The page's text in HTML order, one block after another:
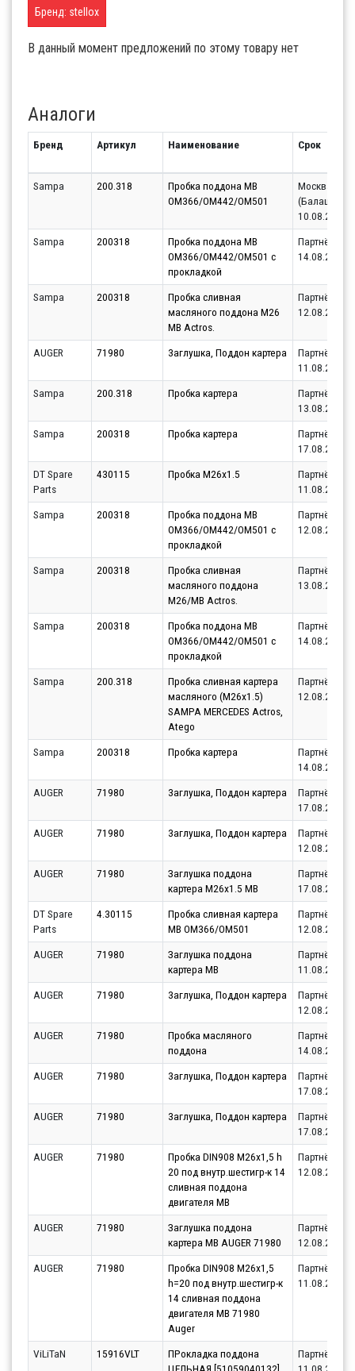
Бренд: stellox
В данный момент предложений по этому товару нет
Аналоги
Бренд Артикул Наименование Срок
Sampa 200.318
Пробка поддона MB
OM366/OM442/OM501
Москва
(Балашиха)
10.08.2026
Sampa
200318
Пробка поддона MB
OM366/OM442/OM501 с
прокладкой
Партнёр
14.08.2026
Sampa 200318
Пробка сливная
масляного поддона M26
MB Actros.
Партнёр
12.08.2026
AUGER 71980 3аглушка, Поддон картера
Партнёр
11.08.2026
Sampa
200.318 Пробка картера
Партнёр
13.08.2026
Sampa
200318 Пробка картера
Партнёр
17.08.2026
DT Spare
Parts
430115 Пробка М26х1.5
Партнёр
11.08.2026
Sampa
200318
Пробка поддона MB
OM366/OM442/OM501 с
прокладкой
Партнёр
12.08.2026
Sampa 200318
Пробка сливная
масляного поддона
M26/MB Actros.
Партнёр
13.08.2026
Sampa 200318
Пробка поддона MB
OM366/OM442/OM501 с
прокладкой
Партнёр
14.08.2026
Sampa 200.318
Пробка сливная картера
масляного (M26х1.5)
SAMPA MERCEDES Actros,
Atego
Партнёр
12.08.2026
Sampa 200318 Пробка картера
Партнёр
14.08.2026
AUGER
71980 3аглушка, Поддон картера
Партнёр
17.08.2026
AUGER
71980 3аглушка, Поддон картера
Партнёр
12.08.2026
AUGER
71980
Заглушка поддона
картера M26x1.5 MB
Партнёр
17.08.2026
DT Spare
Parts
4.30115
Пробка сливная картера
MB OM366/OM501
Партнёр
12.08.2026
AUGER
71980
Заглушка поддона
картера MB
Партнёр
11.08.2026
AUGER
71980 3аглушка, Поддон картера
Партнёр
12.08.2026
AUGER
71980
Пробка масляного
поддона
Партнёр
14.08.2026
AUGER
71980 3аглушка, Поддон картера
Партнёр
17.08.2026
AUGER
71980 3аглушка, Поддон картера
Партнёр
17.08.2026
AUGER
71980
Пробка DIN908 М26х1,5 h
20 под внутр.шестигр-к 14
сливная поддона
двигателя MB
Партнёр
12.08.2026
AUGER 71980
Заглушка поддона
картера MB AUGER 71980
Партнёр
12.08.2026
AUGER
71980
Пробка DIN908 М26х1,5
h=20 под внутр.шестигр-к
14 сливная поддона
двигателя MB 71980
Auger
Партнёр
11.08.2026
ViLiTaN 15916VLT
ПРокладка поддона
Партнёр